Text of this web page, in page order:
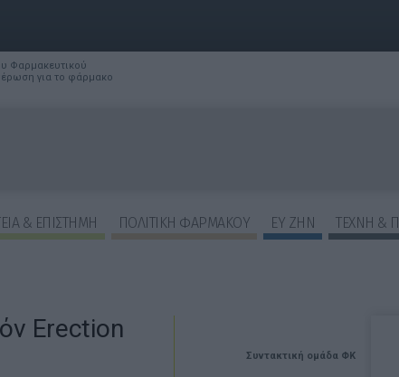
Φαρμακευτικού
για το φάρμακο
& ΕΠΙΣΤΗΜΗ ΠΟΛΙΤΙΚΗ ΦΑΡΜΑΚΟΥ ΕΥ ΖΗΝ
ΤΕΧΝΗ &
Συντακτική ομάδα ΦΚ
Erection